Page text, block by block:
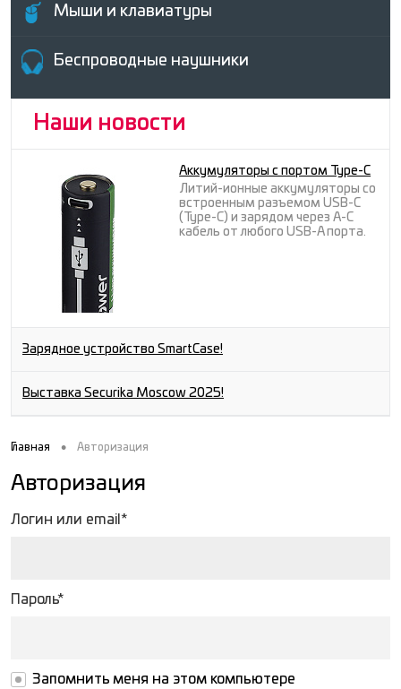
Мыши и клавиатуры
Беcпроводные наушники
Наши новости
Аккумуляторы с портом Type-C
Литий-ионные аккумуляторы со
встроенным разъемом USB-C
(Type-C) и зарядом через A-C
кабель от любого USB-A порта.
Зарядное устройство SmartCase!
Выставка Securika Moscow 2025!
Главная • Авторизация
Авторизация
Логин или email*
Пароль*
Запомнить меня на этом компьютере